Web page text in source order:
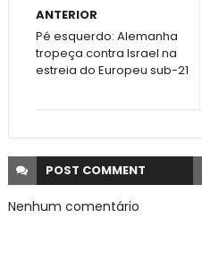
ANTERIOR
Pé esquerdo: Alemanha
tropeça contra Israel na
estreia do Europeu sub-21
POST COMMENT
Nenhum comentário